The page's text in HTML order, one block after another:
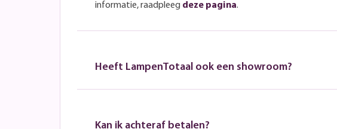
informatie, raadpleeg deze pagina.
Heeft LampenTotaal ook een showroom?
Kan ik achteraf betalen?